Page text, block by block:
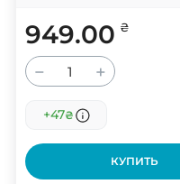
949.00 ₴
− +
+47₴
КУПИТЬ